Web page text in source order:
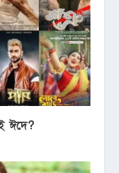
ঈদে?